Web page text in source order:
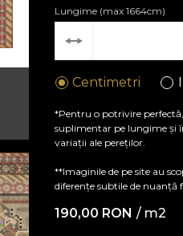
Lungime (max 1664cm)
Centimetri
*Pentru o potrivire
suplimentar pe lungime și
variații ale pereților.
**Imaginile de pe site au
diferențe subtile de nuanță
190,00 RON / m2